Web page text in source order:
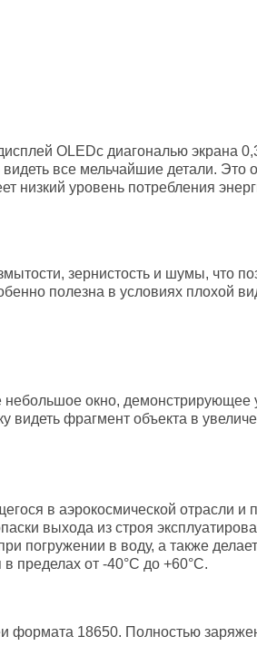
OLEDс диагональю экрана
все мельчайшие детали. Это
низкий уровень потребления
зернистость и шумы, что
полезна в условиях плохой
окно, демонстрирующее
видеть фрагмент объекта в
в аэрокосмической отрасли и
выхода из строя
погружении в воду, а также
пределах от -40°C до +60°C.
формата 18650. Полностью